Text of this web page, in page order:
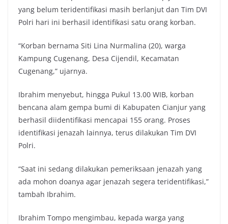
yang belum teridentifikasi masih berlanjut dan Tim DVI
Polri hari ini berhasil identifikasi satu orang korban.
“Korban bernama Siti Lina Nurmalina (20), warga
Kampung Cugenang, Desa Cijendil, Kecamatan
Cugenang,” ujarnya.
Ibrahim menyebut, hingga Pukul 13.00 WIB, korban
bencana alam gempa bumi di Kabupaten Cianjur yang
berhasil diidentifikasi mencapai 155 orang. Proses
identifikasi jenazah lainnya, terus dilakukan Tim DVI
Polri.
“Saat ini sedang dilakukan pemeriksaan jenazah yang
ada mohon doanya agar jenazah segera teridentifikasi,”
tambah Ibrahim.
Ibrahim Tompo mengimbau, kepada warga yang